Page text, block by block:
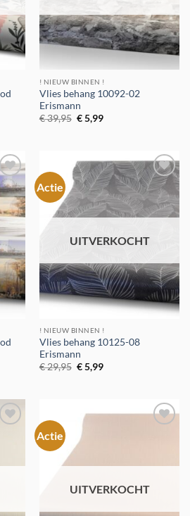
! NIEUW BINNEN !
Vlies behang 10092-02
Erismann
€39,95 Oorspronkelijke
prijs
€5,99Huidige
Actie
Toevoegen
aan
verlanglijst
UITVERKOCHT
! NIEUW BINNEN !
Vlies behang 10125-08
Erismann
€29,95 Oorspronkelijke
prijs
€5,99Huidige
Actie
UITVERKOCHT